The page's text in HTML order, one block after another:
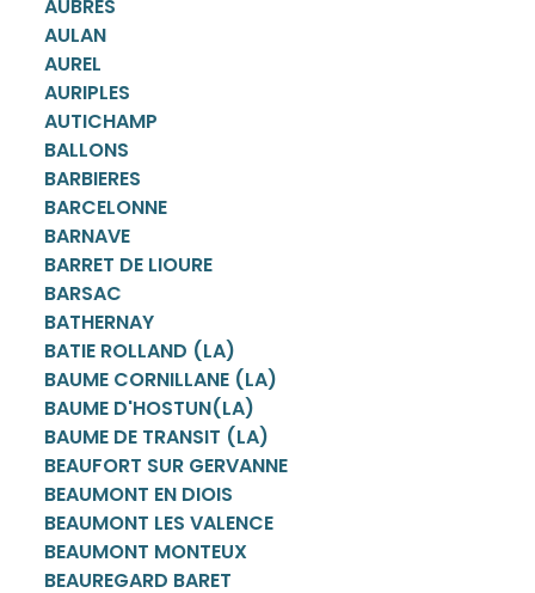
AUBRES
AULAN
AUREL
AURIPLES
AUTICHAMP
BALLONS
BARBIERES
BARCELONNE
BARNAVE
BARRET DE LIOURE
BARSAC
BATHERNAY
BATIE ROLLAND (LA)
BAUME CORNILLANE (LA)
BAUME D'HOSTUN(LA)
BAUME DE TRANSIT (LA)
BEAUFORT SUR GERVANNE
BEAUMONT EN DIOIS
BEAUMONT LES VALENCE
BEAUMONT MONTEUX
BEAUREGARD BARET